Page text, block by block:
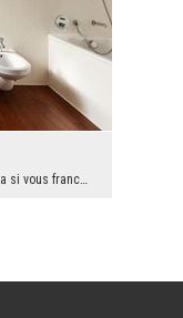
Vous ne saurez jamais ce qui se passera si vous franchissez le virage. Vous avez déjà vu le bout ...